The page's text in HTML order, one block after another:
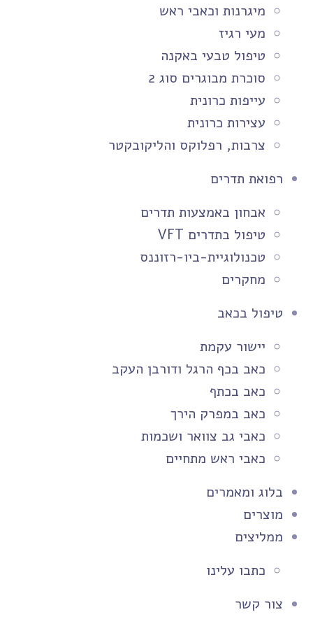
מיגרנות וכאבי ראש
מעי רגיז
טיפול טבעי באקנה
סוכרת מבוגרים סוג 2
עייפות כרונית
עצירות כרונית
צרבות, רפלוקס והליקובקטר
רפואת תדרים
אבחון באמצעות תדרים
טיפול בתדרים VFT
טכנולוגיית-ביו-רזוננס
מחקרים
טיפול בכאב
יישור עקמת
כאב בכף הרגל ודורבן העקב
כאב בכתף
כאב במפרק הירך
כאבי גב צוואר ושכמות
כאבי ראש מתחיים
בלוג ומאמרים
מוצרים
ממליצים
כתבו עלינו
צור קשר